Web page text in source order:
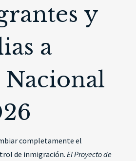
y
a
completamente el
de inmigración. El Proyecto de